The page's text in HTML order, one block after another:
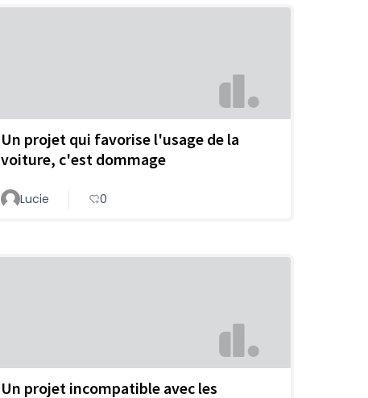
Un projet qui favorise l'usage de la
voiture, c'est dommage
Lucie 0
Un projet incompatible avec les